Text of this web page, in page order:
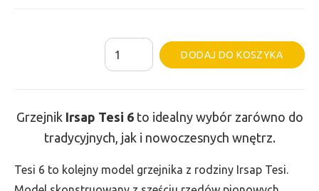
ilość
Grzejnik
wys.
1000,
DODAJ DO KOSZYKA
Grzejnik Irsap Tesi 6to idealny wybór zarówno do
tradycyjnych, jak i nowoczesnych wnętrz.
Tesi 6 to kolejny model grzejnika z rodziny Irsap Tesi.